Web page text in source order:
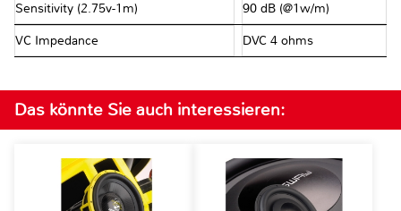
Sensitivity (2.75v-1m) 90 dB (@1w/m)
VC Impedance DVC 4 ohms
Das könnte Sie auch interessieren: